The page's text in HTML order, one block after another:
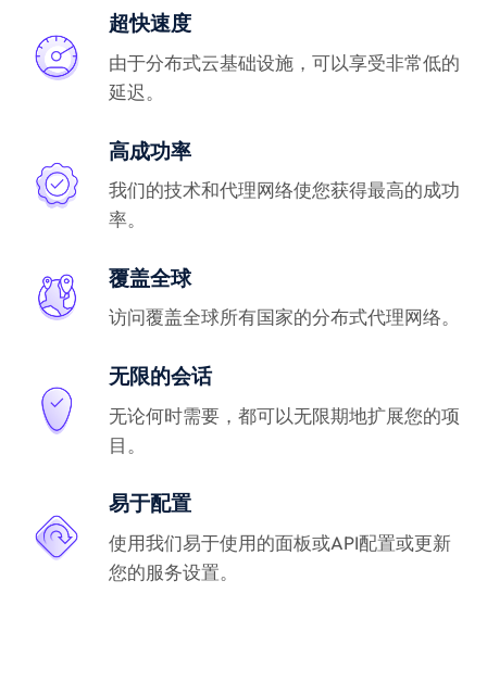
超快速度
由于分布式云基础设施，可以享受非常低的
延迟。
高成功率
我们的技术和代理网络使您获得最高的成功
率。
覆盖全球
访问覆盖全球所有国家的分布式代理网络。
无限的会话
无论何时需要，都可以无限期地扩展您的项
目。
易于配置
使用我们易于使用的面板或API配置或更新
您的服务设置。